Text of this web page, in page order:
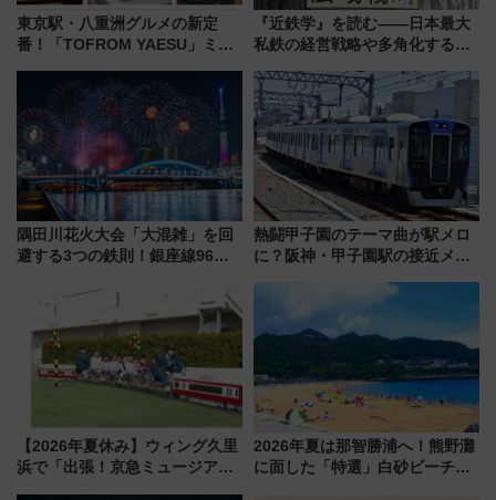
東京駅・八重洲グルメの新定
番！「TOFROM YAESU」ミシ
舗が集結した食の空間を徹底解
剖！（9/10開業）
『近鉄学』を読む――日本最大
私鉄の経営戦略や多角化する事
にする一冊
隅田川花火大会「大混雑」を回
避する3つの鉄則！銀座線96本
ツリー駅の規制まとめ 7/25開催
熱闘甲子園のテーマ曲が駅メロ
に？阪神・甲子園駅の接近メロ
谷実アレンジの特別仕様へ、8月
5日始発から
【2026年夏休み】ウィング久里
浜で「出張！京急ミュージア
2026年夏は那智勝浦へ！熊野灘
に面した「特選」白砂ビーチは